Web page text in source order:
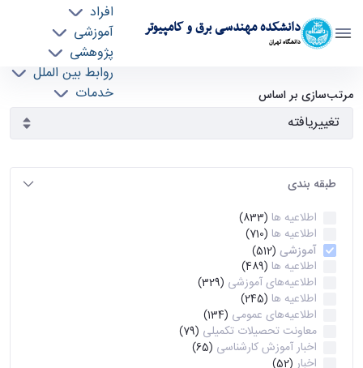
دانشکده مهندسی برق و کامپیوتر
دانشگاه تهران
افراد
آموزشی
پژوهشی
روابط بین الملل
خدمات
آرشیو اطلاعیه ها - ece- دانشکده مهندسی برق و
کامپیوتر
مرتب‌سازی بر اساس
طبقه بندی
اطلاعیه ها (833)
اطلاعیه ها (710)
آموزشی (512)
اطلاعیه ها (489)
اطلاعیه‌های‌ آموزشی (329)
اطلاعیه ها (245)
اطلاعیه‌های عمومی (134)
معاونت تحصیلات تکمیلی (79)
اخبار آموزش کارشناسی (65)
اخبار (52)